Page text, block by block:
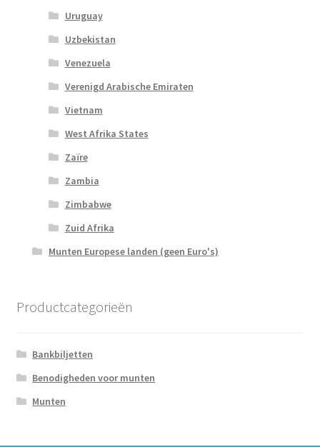
Uruguay
Uzbekistan
Venezuela
Verenigd Arabische Emiraten
Vietnam
West Afrika States
Zaïre
Zambia
Zimbabwe
Zuid Afrika
Munten Europese landen (geen Euro's)
Productcategorieën
Bankbiljetten
Benodigheden voor munten
Munten